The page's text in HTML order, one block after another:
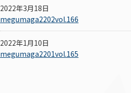
2022年3月18日
megumaga2202vol.166
2022年1月10日
megumaga2201vol.165